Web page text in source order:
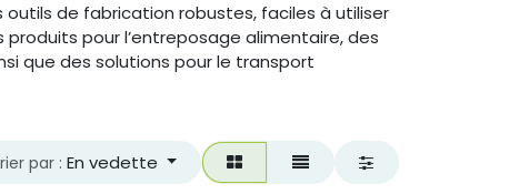
de fabrication robustes, faciles à utiliser
pour l’entreposage alimentaire, des
que des solutions pour le transport
par : En vedette